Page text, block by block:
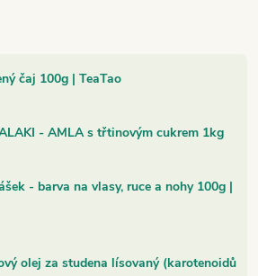
čaj 100g | TeaTao
- AMLA s třtinovým cukrem 1kg
- barva na vlasy, ruce a nohy 100g |
olej za studena lísovaný (karotenoidů